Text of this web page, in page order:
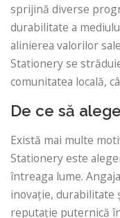
sprijină diverse
durabilitate a
alinierea valorilor
Stationery se
comunitatea locală,
De ce să
Există mai multe
Stationery este
întreaga lume.
inovație, durabilitate
reputație puternică